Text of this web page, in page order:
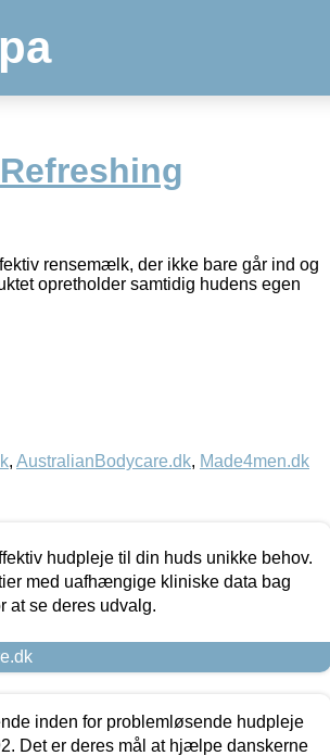
rensemælk, der ikke bare går ind og
opretholder samtidig hudens egen
, AustralianBodycare.dk, Made4men.dk
hudpleje til din huds unikke behov.
med uafhængige kliniske data bag
at se deres udvalg.
inden for problemløsende hudpleje
Det er deres mål at hjælpe danskerne